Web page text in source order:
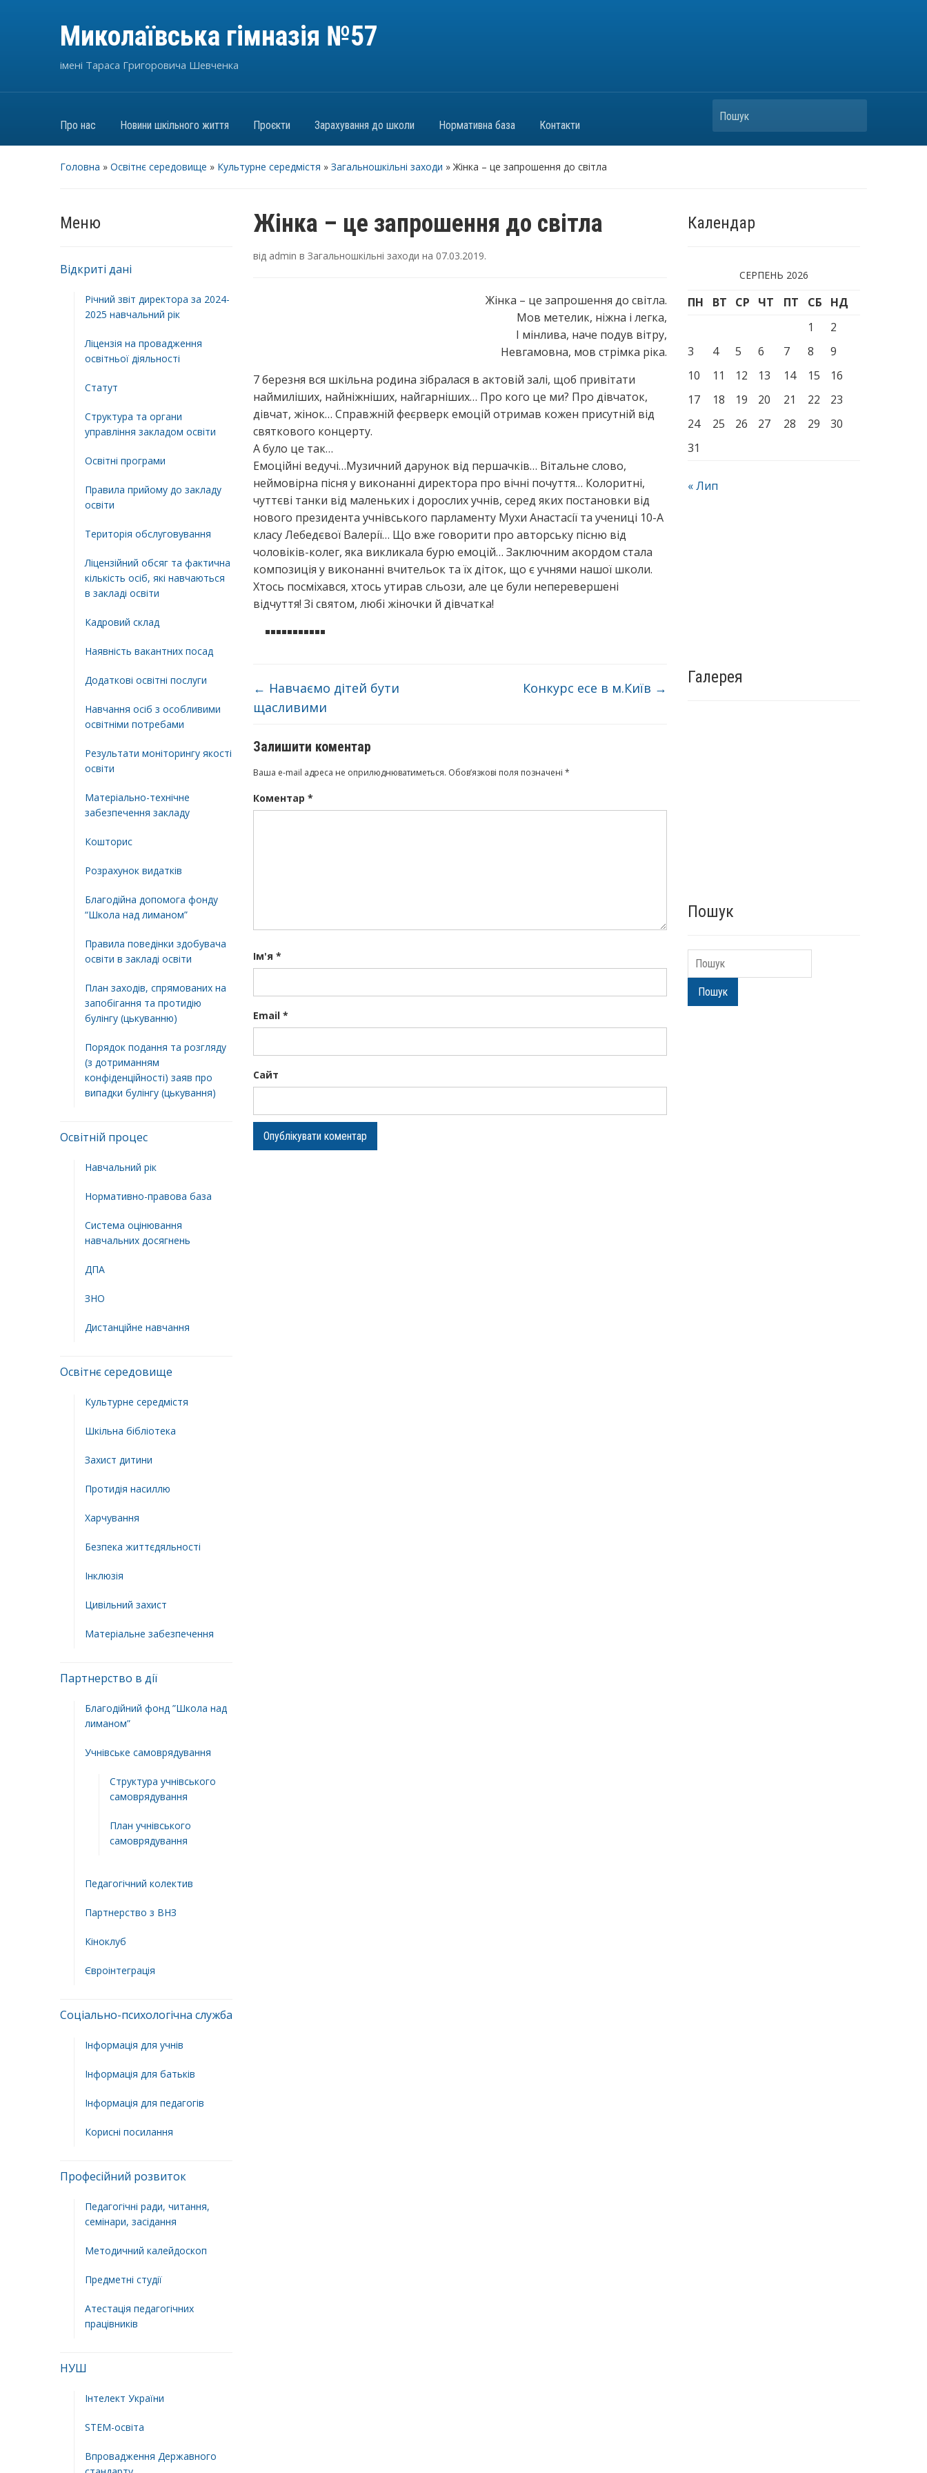
Миколаївська гімназія №57
імені Тараса Григоровича Шевченка
Про нас Новини шкільного життя Проєкти Зарахування до школи Нормативна база Контакти
Пошук
Головна » Освітнє середовище » Культурне середмістя » Загальношкільні заходи »Жінка – це запрошення до світла
Меню
Відкриті дані
Річний звіт директора за 2024-
2025 навчальний рік
Ліцензія на провадження
освітньої діяльності
Статут
Структура та органи
управління закладом освіти
Освiтнi програми
Правила прийому до закладу
освіти
Територiя обслуговування
Ліцензійний обсяг та фактична
кількість осіб, які навчаються
в закладі освіти
Кадровий склад
Наявність вакантних посад
Додатковi освiтнi послуги
Навчання осіб з особливими
освітніми потребами
Результати моніторингу якості
освіти
Матеріально-технічне
забезпечення закладу
Кошторис
Розрахунок видатків
Благодійна допомога фонду
“Школа над лиманом”
Правила поведінки здобувача
освіти в закладі освіти
План заходів, спрямованих на
запобігання та протидію
булінгу (цькуванню)
Порядок подання та розгляду
(з дотриманням
конфіденційності) заяв про
випадки булінгу (цькування)
Освітній процес
Навчальний рік
Нормативно-правова база
Система оцінювання
навчальних досягнень
ДПА
ЗНО
Дистанційне навчання
Освітнє середовище
Культурне середмістя
Шкільна бібліотека
Захист дитини
Протидія насиллю
Харчування
Безпека життєдяльності
Інклюзія
Цивільний захист
Матеріальне забезпечення
Партнерство в дії
Благодійний фонд ”Школа над
лиманом”
Учнівське самоврядування
Структура учнiвського
самоврядування
План учнiвського
самоврядування
Педагогічний колектив
Партнерство з ВНЗ
Кіноклуб
Євроінтеграція
Соціально-психологічна служба
Інформація для учнів
Інформація для батьків
Інформація для педагогів
Корисні посилання
Професійний розвиток
Педагогічні ради, читання,
семінари, засідання
Методичний калейдоскоп
Предметні студії
Атестація педагогічних
працівників
НУШ
Інтелект України
STEM-освіта
Впровадження Державного
Жінка – це запрошення до світла
від admin в Загальношкільні заходи на 07.03.2019.
Жінка – це запрошення до світла.
Мов метелик, ніжна і легка,
І мінлива, наче подув вітру,
Невгамовна, мов стрімка ріка.
7 березня вся шкільна родина зібралася в актовій залі, щоб привітати
наймиліших, найніжніших, найгарніших… Про кого це ми? Про дівчаток,
дівчат, жінок… Справжній феєрверк емоцій отримав кожен присутній від
святкового концерту.
А було це так…
Емоційні ведучі…Музичний дарунок від першачків… Вітальне слово,
неймовірна пісня у виконанні директора про вічні почуття… Колоритні,
чуттєві танки від маленьких і дорослих учнів, серед яких постановки від
нового президента учнівського парламенту Мухи Анастасії та учениці 10-А
класу Лебедєвої Валерії… Що вже говорити про авторську пісню від
чоловіків-колег, яка викликала бурю емоцій… Заключним акордом стала
композиція у виконанні вчительок та їх діток, що є учнями нашої школи.
Хтось посміхався, хтось утирав сльози, але це були неперевершені
відчуття! Зі святом, любі жіночки й дівчатка!
← Навчаємо дітей бути
щасливими
Конкурс есе в м.Київ →
Залишити коментар
Ваша e-mail адреса не оприлюднюватиметься. Обов’язкові поля позначені *
Коментар *
Ім'я *
Email *
Сайт
Календар
СЕРПЕНЬ 2026
ПН ВТ СР ЧТ ПТ СБ
НД
1
2
3
4 5 6 7 8
9
10
11 12 13 14 15
16
17
18 19 20 21 22
23
24
25 26 27 28 29
30
31
« Лип
Галерея
Пошук
Пошук
Пошук